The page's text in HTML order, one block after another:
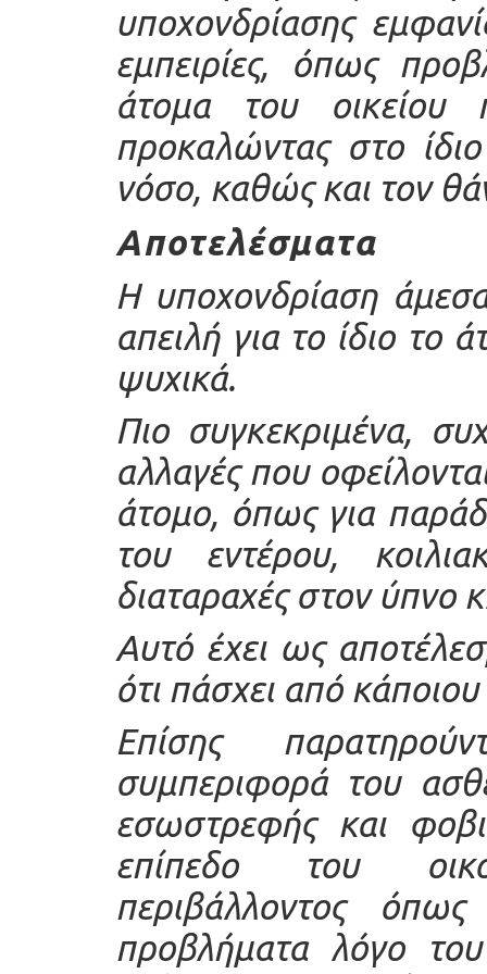
υποχονδρίασης
εμπειρίες, όπως
άτομα του οικείου
προκαλώντας στο
νόσο, καθώς και τον
Αποτελέσματα
Η υποχονδρίαση
απειλή για το ίδιο το
ψυχικά.
Πιο συγκεκριμένα,
αλλαγές που
άτομο, όπως για
του εντέρου,
διαταραχές στον ύπνο
Αυτό έχει ως
ότι πάσχει από
Επίσης
συμπεριφορά του
εσωστρεφής και
επίπεδο του
περιβάλλοντος όπως
προβλήματα λόγο